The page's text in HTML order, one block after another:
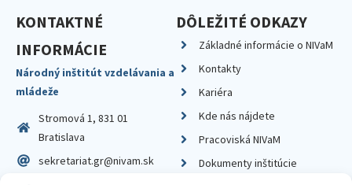
KONTAKTNÉ
INFORMÁCIE
Národný inštitút vzdelávania a
mládeže
Stromová 1, 831 01
Bratislava
sekretariat.gr@nivam.sk
DÔLEŽITÉ ODKAZY
Základné informácie o NIVaM
Kontakty
Kariéra
Kde nás nájdete
Pracoviská NIVaM
Dokumenty inštitúcie